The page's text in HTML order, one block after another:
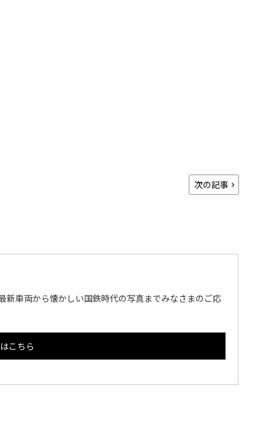
次の記事
新車両から懐かしい国鉄時代の写真までみなさまのご応
こちら